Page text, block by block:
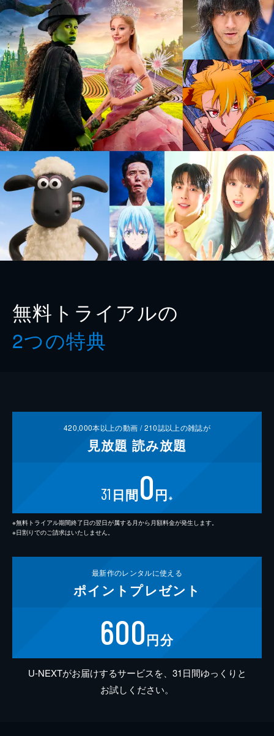
無料トライアルの
2つの特典
420,000本以上の動画 /210誌以上の雑誌が
見放題 読み放題
31 日間0円 ※
※無料トライアル期間終了日の翌日が属する月から月額料金が発生します。
※日割りでのご請求はいたしません。
最新作のレンタルに使える
ポイント プレゼント
600円分
U-NEXTがお届けするサービスを、31日間ゆっくりと
お試しください。